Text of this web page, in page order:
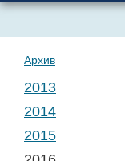
Архив
2013
№ 1. Т. 1
2014
№ 1. Т. 2
2015